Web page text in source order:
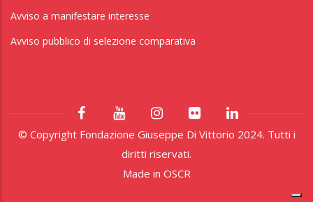
Avviso a manifestare interesse
Avviso pubblico di selezione comparativa
© Copyright Fondazione Giuseppe Di Vittorio 2024. Tutti i
diritti riservati.
Made in OSCR